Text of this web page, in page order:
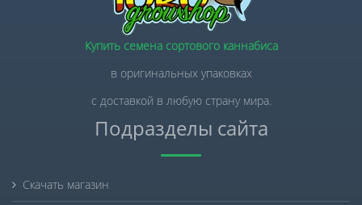
Купить семена сортового каннабиса
в оригинальных упаковках
с доставкой в любую страну мира.
Подразделы сайта
Скачать магазин